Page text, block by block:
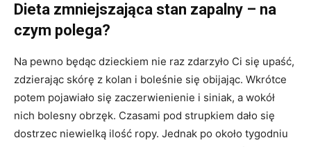
Dieta zmniejszająca stan zapalny – na
czym polega?
Na pewno będąc dzieckiem nie raz zdarzyło Ci się upaść,
zdzierając skórę z kolan i boleśnie się obijając. Wkrótce
potem pojawiało się zaczerwienienie i siniak, a wokół
nich bolesny obrzęk. Czasami pod strupkiem dało się
dostrzec niewielką ilość ropy. Jednak po około tygodniu